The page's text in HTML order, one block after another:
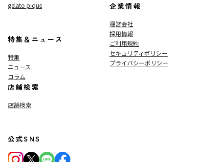
gelato pique
特集＆ニュース
特集
ニュース
コラム
店舗検索
店舗検索
企業情報
運営会社
採用情報
ご利用規約
セキュリティポリシー
プライバシーポリシー
公式SNS